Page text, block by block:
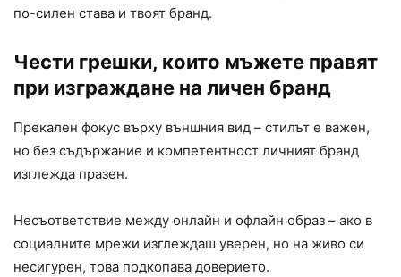
по-силен става и твоят бранд.
Чести грешки, които мъжете правят
при изграждане на личен бранд
Прекален фокус върху външния вид – стилът е важен,
но без съдържание и компетентност личният бранд
изглежда празен.
Несъответствие между онлайн и офлайн образ – ако в
социалните мрежи изглеждаш уверен, но на живо си
несигурен, това подкопава доверието.